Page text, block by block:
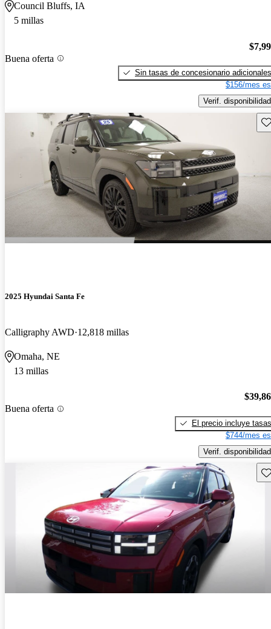
Council Bluffs, IA
5 millas
Buena oferta
Sin tasas de concesionario adicionales
$156/mes
Verif. disponibilidad
2025 Hyundai Santa Fe
Calligraphy AWD 12,818 millas
Omaha, NE
13 millas
Buena oferta
El precio incluye tasas
$744/mes
Verif. disponibilidad